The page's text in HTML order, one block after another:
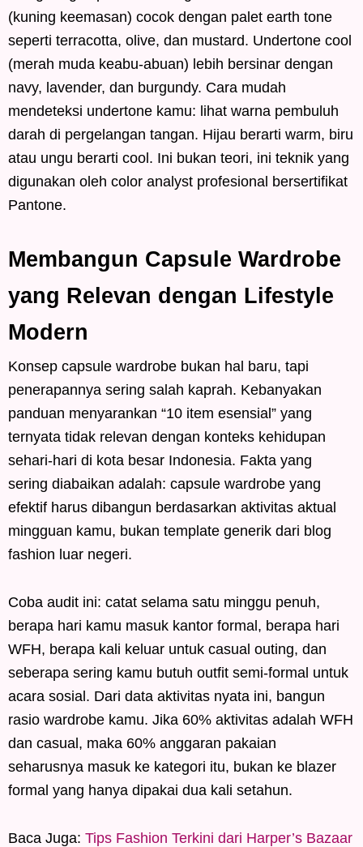
(kuning keemasan) cocok dengan palet earth tone
seperti terracotta, olive, dan mustard. Undertone cool
(merah muda keabu-abuan) lebih bersinar dengan
navy, lavender, dan burgundy. Cara mudah
mendeteksi undertone kamu: lihat warna pembuluh
darah di pergelangan tangan. Hijau berarti warm, biru
atau ungu berarti cool. Ini bukan teori, ini teknik yang
digunakan oleh color analyst profesional bersertifikat
Pantone.
Membangun Capsule Wardrobe
yang Relevan dengan Lifestyle
Modern
Konsep capsule wardrobe bukan hal baru, tapi
penerapannya sering salah kaprah. Kebanyakan
panduan menyarankan “10 item esensial” yang
ternyata tidak relevan dengan konteks kehidupan
sehari-hari di kota besar Indonesia. Fakta yang
sering diabaikan adalah: capsule wardrobe yang
efektif harus dibangun berdasarkan aktivitas aktual
mingguan kamu, bukan template generik dari blog
fashion luar negeri.
Coba audit ini: catat selama satu minggu penuh,
berapa hari kamu masuk kantor formal, berapa hari
WFH, berapa kali keluar untuk casual outing, dan
seberapa sering kamu butuh outfit semi-formal untuk
acara sosial. Dari data aktivitas nyata ini, bangun
rasio wardrobe kamu. Jika 60% aktivitas adalah WFH
dan casual, maka 60% anggaran pakaian
seharusnya masuk ke kategori itu, bukan ke blazer
formal yang hanya dipakai dua kali setahun.
Baca Juga: Tips Fashion Terkini dari Harper’s Bazaar